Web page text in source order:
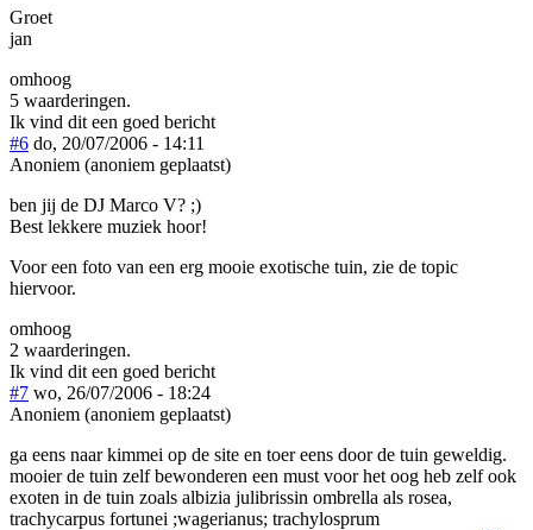
Groet
jan
omhoog
5 waarderingen.
Ik vind dit een goed bericht
#6 do, 20/07/2006 - 14:11
Anoniem (anoniem geplaatst)
ben jij de DJ Marco V? ;)
Best lekkere muziek hoor!
Voor een foto van een erg mooie exotische tuin, zie de topic
hiervoor.
omhoog
2 waarderingen.
Ik vind dit een goed bericht
#7 wo, 26/07/2006 - 18:24
Anoniem (anoniem geplaatst)
ga eens naar kimmei op de site en toer eens door de tuin geweldig.
mooier de tuin zelf bewonderen een must voor het oog heb zelf ook
exoten in de tuin zoals albizia julibrissin ombrella als rosea,
trachycarpus fortunei ;wagerianus; trachylosprum